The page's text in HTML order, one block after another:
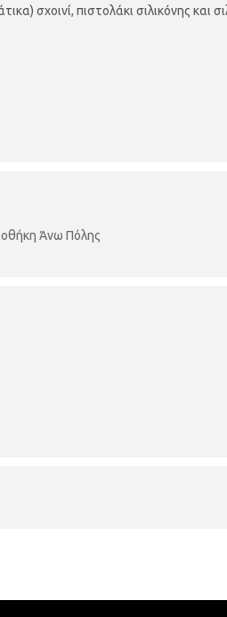
σχοινί, πιστολάκι σιλικόνης και
Άνω Πόλης